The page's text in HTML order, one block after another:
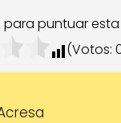
para puntuar
(Votos: